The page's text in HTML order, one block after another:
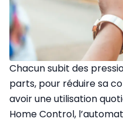
Chacun subit des
parts, pour réduire sa
avoir une utilisation
Home Control,